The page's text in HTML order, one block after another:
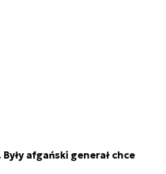
afgański generał chce